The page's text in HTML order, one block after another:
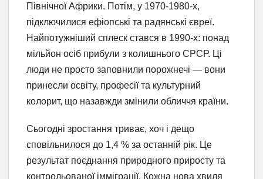
Північної Африки. Потім, у 1970-1980-х,
підключилися ефіопські та радянські євреї.
Найпотужніший сплеск стався в 1990-х: понад
мільйон осіб прибули з колишнього СРСР. Ці
люди не просто заповнили порожнечі — вони
принесли освіту, професії та культурний
колорит, що назавжди змінили обличчя країни.
Сьогодні зростання триває, хоч і дещо
сповільнилося до 1,4 % за останній рік. Це
результат поєднання природного приросту та
контрольованої імміграції. Кожна нова хвиля